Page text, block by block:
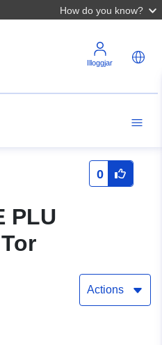
How do you know?
Illoggjar
0
PLU
Actions